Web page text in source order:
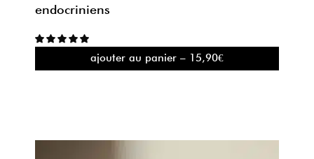
endocriniens
ajouter au panier – 15,90€